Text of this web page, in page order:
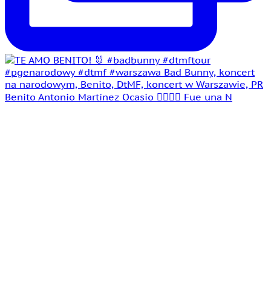
Benito Antonio Martínez Ocasio 🤵‍♂️👰‍♀️ Fue una N